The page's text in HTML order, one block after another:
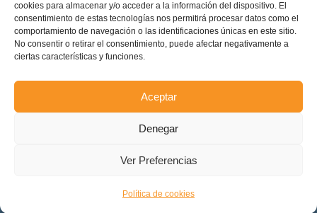
cookies para almacenar y/o acceder a la información del dispositivo. El
consentimiento de estas tecnologías nos permitirá procesar datos como el
comportamiento de navegación o las identificaciones únicas en este sitio.
No consentir o retirar el consentimiento, puede afectar negativamente a
ciertas características y funciones.
Aceptar
Denegar
Ver Preferencias
Política de cookies
REDES SOCIALES
Facebook Twitter
Deimos Estadística S.L. – ES-B90375460. Copyright © 2025.
Todos los derechos reservados.